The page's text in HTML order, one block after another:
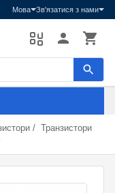
Мова Зв'язатися з нами
/ Транзистори